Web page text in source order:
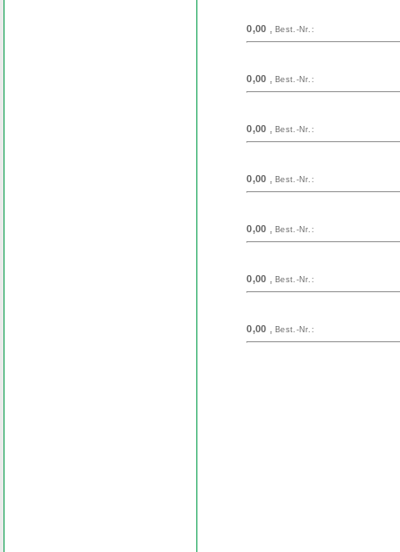
0,00 ,Best.-Nr.:
0,00 ,Best.-Nr.:
0,00 ,Best.-Nr.:
0,00 ,Best.-Nr.:
0,00 ,Best.-Nr.:
0,00 ,Best.-Nr.:
0,00 ,Best.-Nr.: